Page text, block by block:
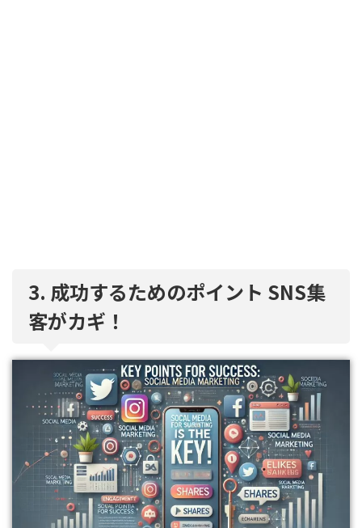
3. 成功するためのポイント SNS集
客がカギ！